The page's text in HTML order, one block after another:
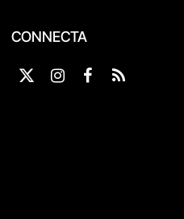
CONNECTA
X
Instagram
Facebook
RSS